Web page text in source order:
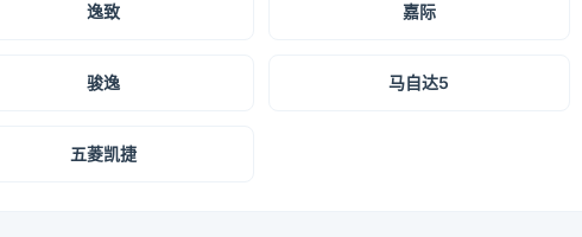
逸致 嘉际
骏逸 马自达5
五菱凯捷